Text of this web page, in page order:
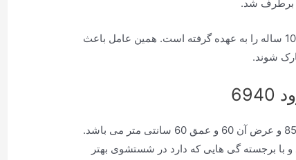
شرکت پاکشوما واردات، مونتاژ و گارانتی و پشتیبانی 10 ساله را به عهده گرفته است. همین عامل باعث
شوند.
دارای ظرفیت 9 کیلوگرم می باشد. ارتفاع آن 85 و عرض آن 60 و عمق 60 سانتی متر می باشد.
با برجسته گی هایی که دارد در شستشوی بهتر